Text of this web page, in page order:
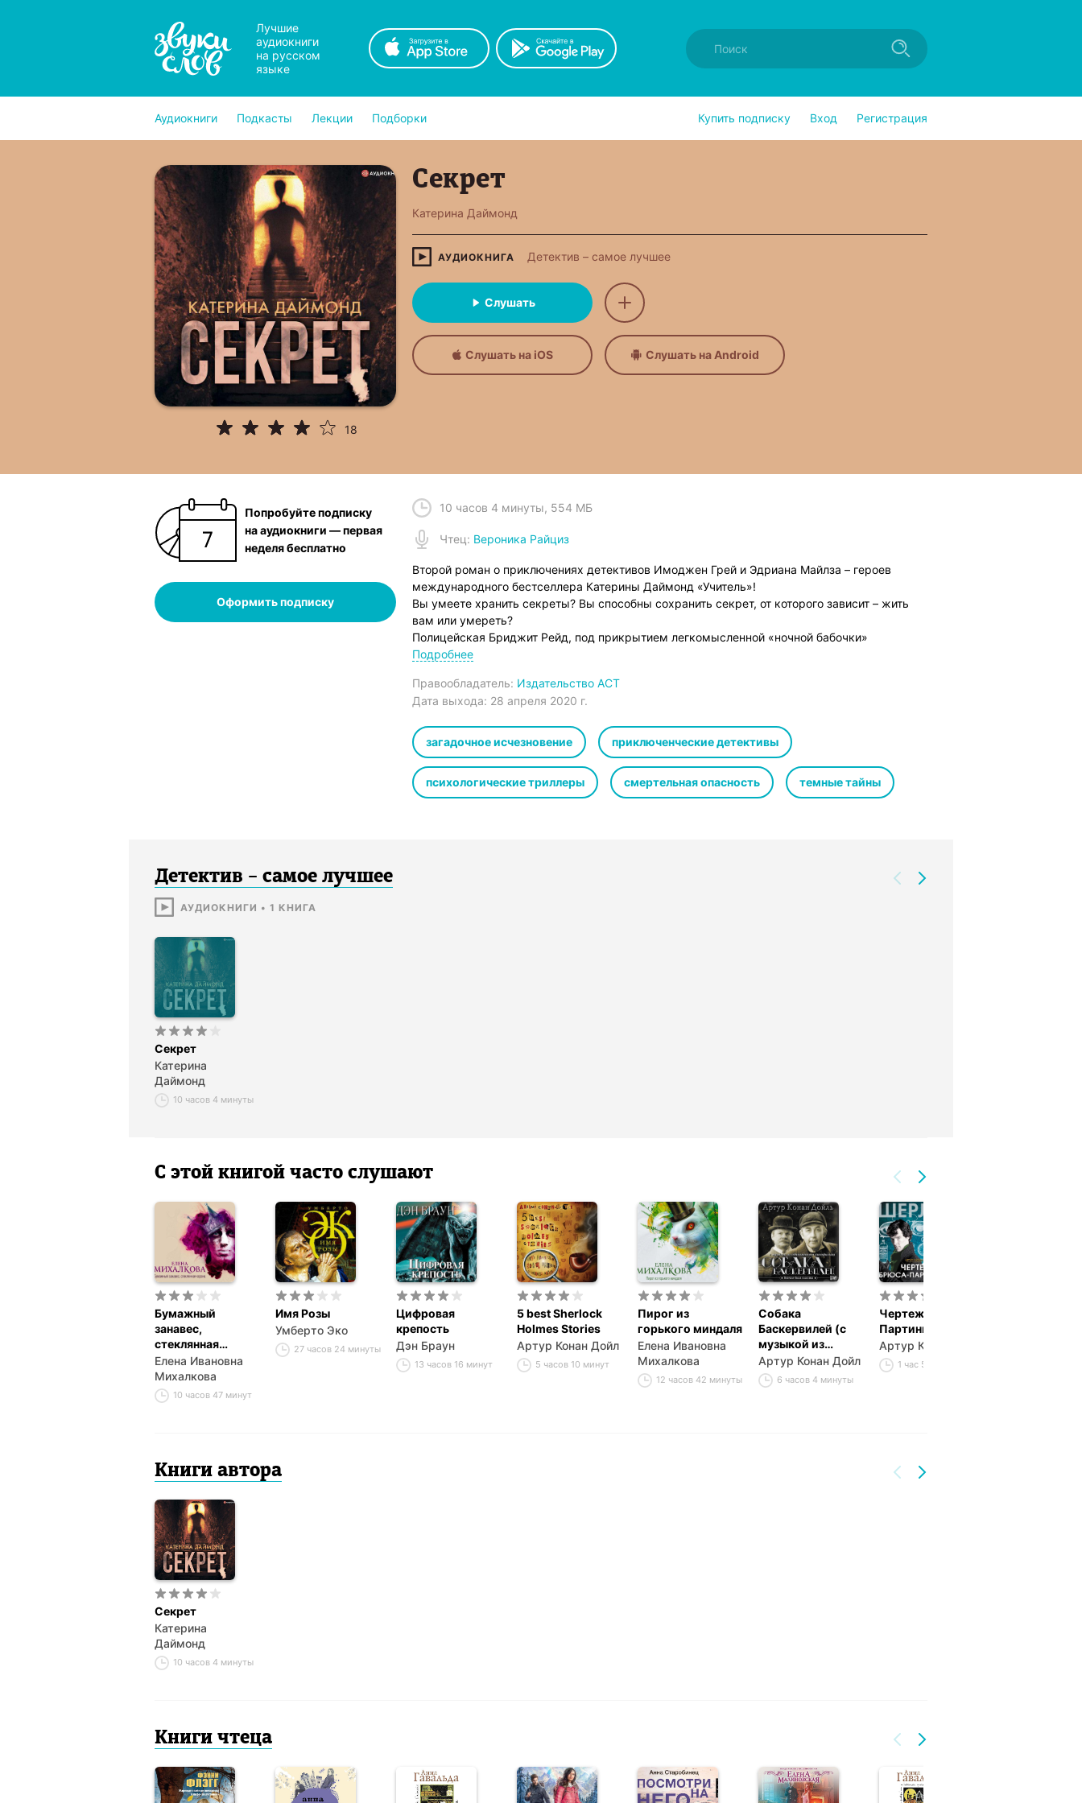
Лучшие
аудиокниги
на русском
языке
Аудиокниги Подкасты Лекции Подборки Купить подписку Вход Регистрация
18
Секрет
Катерина Даймонд
АУДИОКНИГА Детектив – самое лучшее
Слушать
Слушать на iOS Слушать на Android
Попробуйте подписку
на аудиокниги — первая
неделя бесплатно
Оформить подписку
10 часов 4 минуты, 554 МБ
Чтец: Вероника Райциз
Второй роман о приключениях детективов Имоджен Грей и Эдриана Майлза – героев
международного бестселлера Катерины Даймонд «Учитель»!
Вы умеете хранить секреты? Вы способны сохранить секрет, от которого зависит – жить
вам или умереть?
Полицейская Бриджит Рейд, под прикрытием легкомысленной «ночной бабочки»
внедренная в круги организованной преступности, бесследно исчезла. А за спиной ее
Жива ли Бриджит? Или ее секрет раскрыт, и она погибла?
Детектив Имоджен Грей и ее друг и коллега Эдриан Майлз начинают поиски – и все глубже
респектабельные обитатели тихого английского города Эксетер.
Судьба Бриджит по-прежнему неизвестна. И, может быть, чтобы спасти ее, некоторые
секреты лучше бы оставить в покое?..
© Katerina Diamond, 2020
Подробнее
Правообладатель: Издательство АСТ
Дата выхода: 28 апреля 2020 г.
загадочное исчезновение приключенческие детективы
психологические триллеры смертельная опасность темные тайны
Детектив – самое лучшее
АУДИОКНИГИ • 1 КНИГА
Секрет
Катерина
Даймонд
10 часов 4 минуты
С этой книгой часто слушают
Бумажный
занавес,
стеклянная
корона
Елена Ивановна
Михалкова
10 часов 47 минут
Имя Розы
Умберто Эко
27 часов 24 минуты
Цифровая
крепость
Дэн Браун
13 часов 16 минут
5 best Sherlock
Holmes Stories
Артур Конан Дойл
5 часов 10 минут
Пирог из
горького миндаля
Елена Ивановна
Михалкова
12 часов 42 минуты
Собака
Баскервилей (с
музыкой из
фильма)
Артур Конан Дойл
6 часов 4 минуты
Чертежи Брюса-
Партингтона
Артур Конан Дойл
1 час 5 минут
Книги автора
Секрет
Катерина
Даймонд
10 часов 4 минуты
Книги чтеца